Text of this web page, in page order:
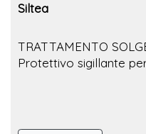
Siltea
TRATTAMENTO
Protettivo sigillante